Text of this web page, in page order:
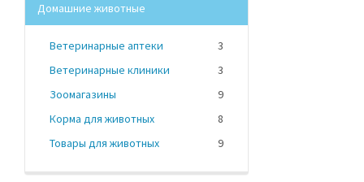
Домашние животные
Ветеринарные аптеки
3
Ветеринарные клиники
3
Зоомагазины
9
Корма для животных
8
Товары для животных
9